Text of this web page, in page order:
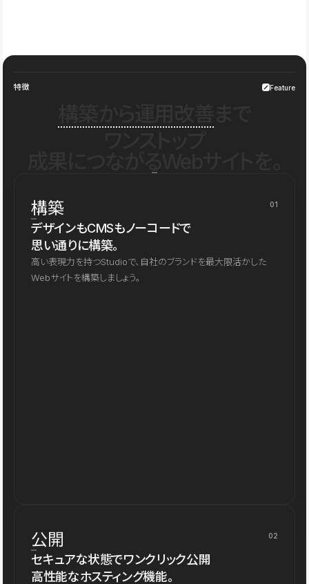
特徴 Feature
構築 01
デザインもCMSもノーコードで
思い通りに構築。
高い表現力を持つStudioで、自社のブランドを最大限活かした
Webサイトを構築しましょう。
公開 02
セキュアな状態でワンクリック公開
高性能なホスティング機能。